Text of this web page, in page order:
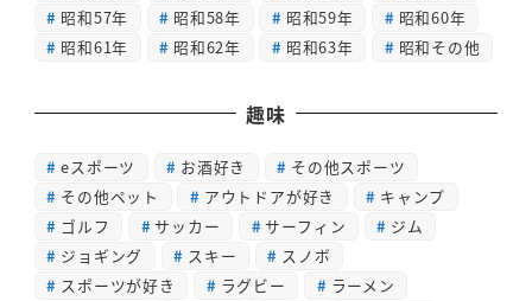
昭和57年
昭和58年 昭和59年
昭和60年
昭和61年
昭和62年 昭和63年 昭和その他
趣味
eスポーツ お酒好き
その他スポーツ
その他ペット
アウトドアが好き
キャンプ
ゴルフ
サッカー サーフィン
ジム
ジョギング
スキー
スノボ
スポーツが好き
ラグビー
ラーメン